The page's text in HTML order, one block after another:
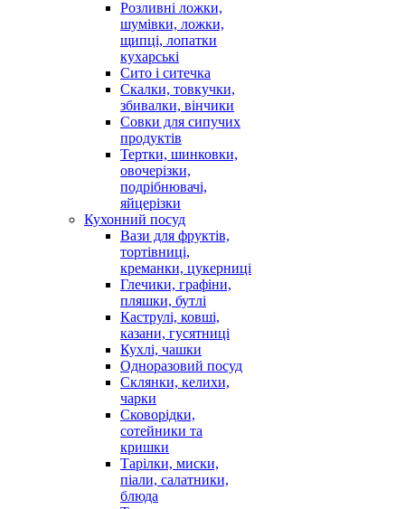
Розливні ложки,
шумівки, ложки,
щипці, лопатки
кухарські
Сито і ситечка
Скалки, товкучки,
збивалки, вінчики
Совки для сипучих
продуктів
Тертки, шинковки,
овочерізки,
подрібнювачі,
яйцерізки
Кухонний посуд
Вази для фруктів,
тортівниці,
креманки, цукерниці
Глечики, графіни,
пляшки, бутлі
Каструлі, ковші,
казани, гусятниці
Кухлі, чашки
Одноразовий посуд
Склянки, келихи,
чарки
Сковорідки,
сотейники та
кришки
Тарілки, миски,
піали, салатники,
блюда